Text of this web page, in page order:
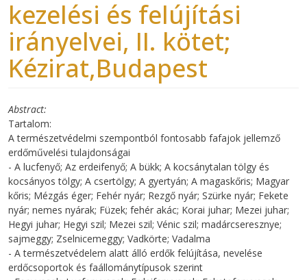
kezelési és felújítási
irányelvei, II. kötet;
Kézirat,Budapest
Abstract
Tartalom:
A természetvédelmi szempontból fontosabb fafajok jellemző
erdőművelési tulajdonságai
- A lucfenyő; Az erdeifenyő; A bükk; A kocsánytalan tölgy és
kocsányos tölgy; A csertölgy; A gyertyán; A magaskőris; Magyar
kőris; Mézgás éger; Fehér nyár; Rezgő nyár; Szürke nyár; Fekete
nyár; nemes nyárak; Füzek; fehér akác; Korai juhar; Mezei juhar;
Hegyi juhar; Hegyi szil; Mezei szil; Vénic szil; madárcseresznye;
sajmeggy; Zselnicemeggy; Vadkörte; Vadalma
- A természetvédelem alatt álló erdők felújítása, nevelése
erdőcsoportok és faállománytípusok szerint